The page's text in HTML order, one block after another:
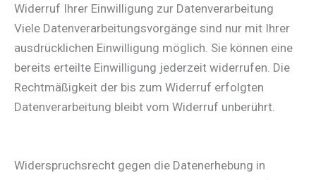
Widerruf Ihrer Einwilligung zur Datenverarbeitung
Viele Datenverarbeitungsvorgänge sind nur mit Ihrer
ausdrücklichen Einwilligung möglich. Sie können eine
bereits erteilte Einwilligung jederzeit widerrufen. Die
Rechtmäßigkeit der bis zum Widerruf erfolgten
Datenverarbeitung bleibt vom Widerruf unberührt.
Widerspruchsrecht gegen die Datenerhebung in